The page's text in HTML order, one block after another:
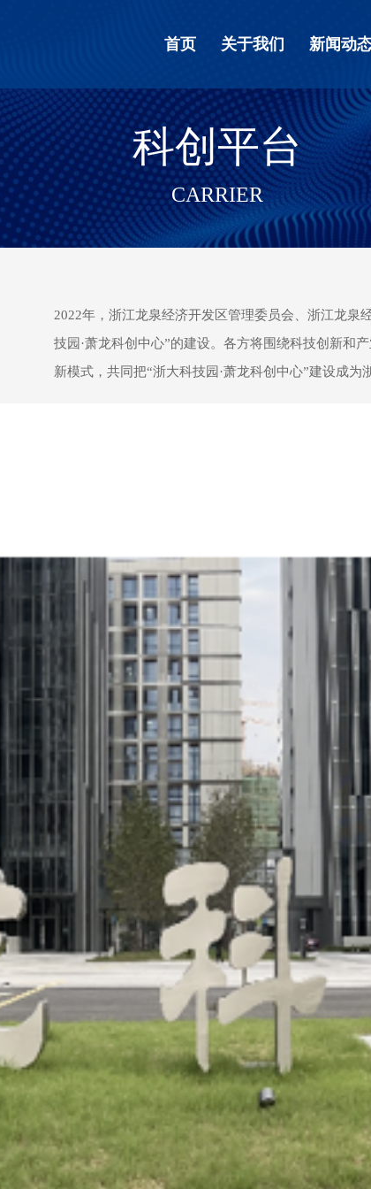
首页 关于我们 新闻动
科创平台
CARRIER
2022年，浙江龙泉经济开发区管理委员会、浙江龙泉
技园·萧龙科创中心”的建设。各方将围绕科技创新和
新模式，共同把“浙大科技园·萧龙科创中心”建设成